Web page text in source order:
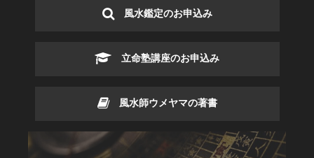
風水鑑定のお申込み
立命塾講座のお申込み
風水師ウメヤマの著書